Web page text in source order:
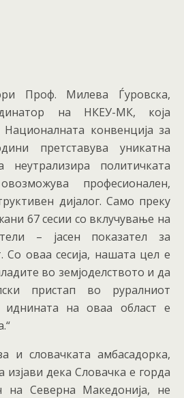
Проф. Милева Ѓуровска,
на НКЕУ-МК, која
конвенција за
претставува уникатна
неутрализира политичката
професионален,
дијалог. Само преку
67 сесии со вклучување на
– јасен показател за
Со оваа сесија, нашата цел е
во земјоделството и да
пристап во руралниот
иднината на оваа област е
и словачката амбасадорка,
изјави дека Словачка е горда
Северна Македонија, не